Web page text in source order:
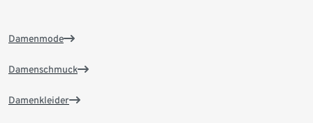
Damenmode
Damenschmuck
Damenkleider